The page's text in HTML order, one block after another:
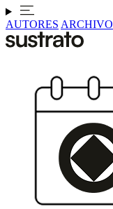
AUTORES ARCHIVO